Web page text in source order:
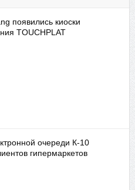
появились киоски
TOUCHPLAT
очереди К-10
гипермаркетов